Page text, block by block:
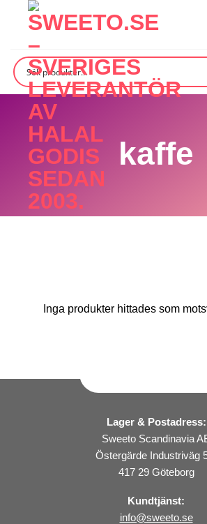
content
kaffe
Inga produkter hittades som
Lager & Postadress:
Sweeto Scandinavia
Östergärde Industriväg
417 29 Göteborg
Kundtjänst:
info@sweeto.se